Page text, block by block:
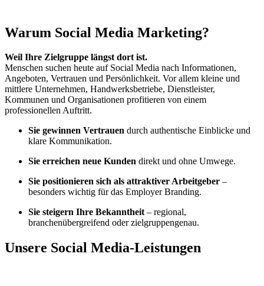
Warum Social Media Marketing?
Weil Ihre Zielgruppe längst dort ist.
Menschen suchen heute auf Social Media nach Informationen,
Angeboten, Vertrauen und Persönlichkeit. Vor allem kleine und
mittlere Unternehmen, Handwerksbetriebe, Dienstleister,
Kommunen und Organisationen profitieren von einem
professionellen Auftritt.
Sie gewinnen Vertrauen durch authentische Einblicke und
klare Kommunikation.
Sie erreichen neue Kunden direkt und ohne Umwege.
Sie positionieren sich als attraktiver Arbeitgeber –
besonders wichtig für das Employer Branding.
Sie steigern Ihre Bekanntheit– regional,
branchenübergreifend oder zielgruppengenau.
Unsere Social Media-Leistungen